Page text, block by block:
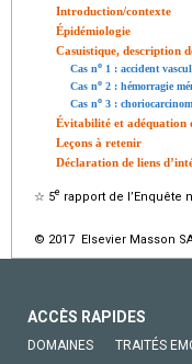
Introduction/contexte
Épidémiologie
Casuistique, description
Cas no 1 : accident
Cas no 2 : hémorragie
Cas no 3 :
Évitabilité et adéquation
Leçons à retenir
Déclaration de liens
☆ 5e rapport de l’Enquête
© 2017 Elsevier Masson
ACCÈS RAPIDES
DOMAINES TRAITÉS